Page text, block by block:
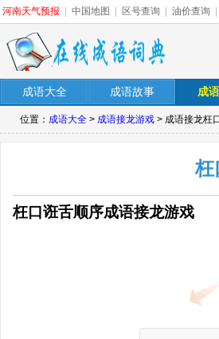
河南天气预报 中国地图 区号查询 油价查询
成语大全 成语故事 成
位置： 成语大全 > 成语接龙游戏 > 成语接龙枉
枉
枉口诳舌顺序成语接龙游戏